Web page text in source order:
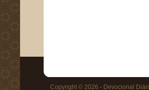
Copyright © 2026 - Devocional